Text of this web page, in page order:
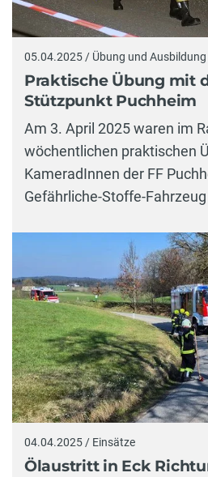
05.04.2025 / Übung und Ausbildung
Praktische Übung mit
Stützpunkt Puchheim
Am 3. April 2025 waren im
wöchentlichen praktischen
KameradInnen der FF
Gefährliche-Stoffe-
04.04.2025 / Einsätze
Ölaustritt in Eck